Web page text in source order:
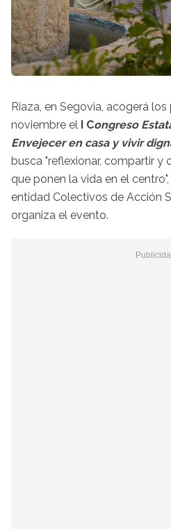
Riaza, en Segovia, acogerá
noviembre el I Congreso
Envejecer en casa y vivir
busca "reflexionar, compartir y
que ponen la vida en el
entidad Colectivos de Acción
organiza el evento.